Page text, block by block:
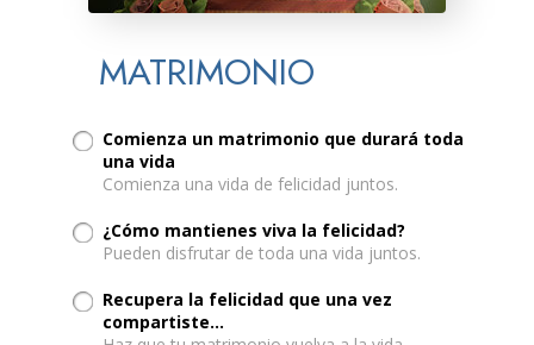
MATRIMONIO
Comienza un matrimonio que durará toda
una vida
Comienza una vida de felicidad juntos.
¿Cómo mantienes viva la felicidad?
Pueden disfrutar de toda una vida juntos.
Recupera la felicidad que una vez
compartiste...